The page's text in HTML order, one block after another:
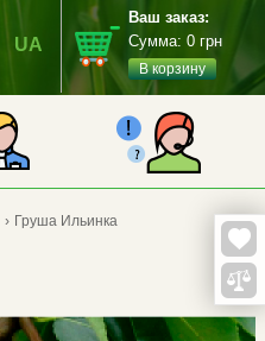
UA
Ваш заказ:
Сумма: 0 грн
В корзину
› Груша Ильинка